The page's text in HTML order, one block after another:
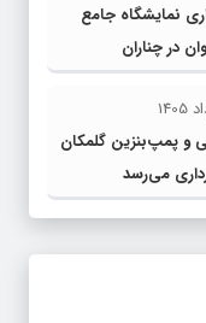
نمایشگاه جامع
در چناران
و پمپ‌بنزین گلمکان
می‌رسد